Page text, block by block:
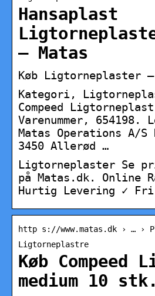
Hansaplast
– Matas
Køb Ligtorneplaster –
Kategori,
Compeed
Varenummer, 654198.
Matas Operations A/S
3450 Allerød …
Ligtorneplaster Se
på Matas.dk. Online
Hurtig Levering ✓
http s://www.matas.dk › … ›
Ligtorneplastre
Køb Compeed
medium 10